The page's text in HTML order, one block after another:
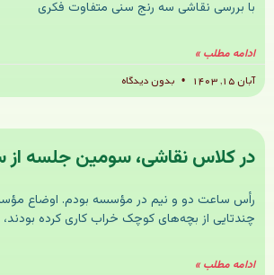
با بررسی نقاشی سه رنج سنی متفاوت فکری
ادامه مطلب »
آبان ۱۵, ۱۴۰۳
بدون دیدگاه
در کلاس نقاشی، سومین جلسه از
رأس ساعت دو و نیم در مؤسسه بودم. اوضاع
چندتایی از بچه‌های کوچک خراب کاری کرده بودند،
ادامه مطلب »